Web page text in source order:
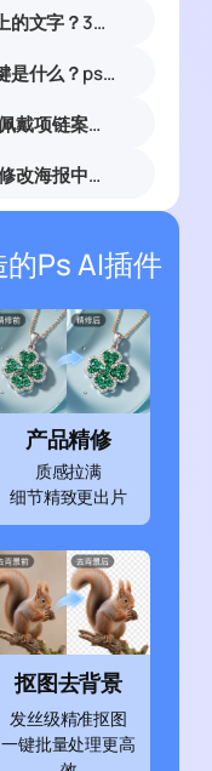
PS怎么修改图片上的文字？3种无痕改字方法，新手也能搞定
PS放大缩小快捷键是什么？ps怎么把图片拉大拉小？
AI高级溶图 | 模特佩戴项链案例展示
AI高级修图 | 一键修改海报中的文字
Ps AI插件
产品精修
质感拉满
细节精致更出片
抠图去背景
发丝级精准抠图
一键批量处理更高